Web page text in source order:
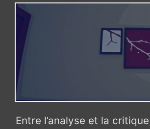
Entre l’analyse et la